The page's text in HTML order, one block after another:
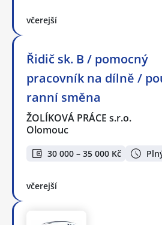
včerejší
Řidič sk. B / pomocný
pracovník na dílně /
ranní směna
ŽOLÍKOVÁ PRÁCE s.r.o.
Olomouc
30 000 – 35 000 Kč
včerejší